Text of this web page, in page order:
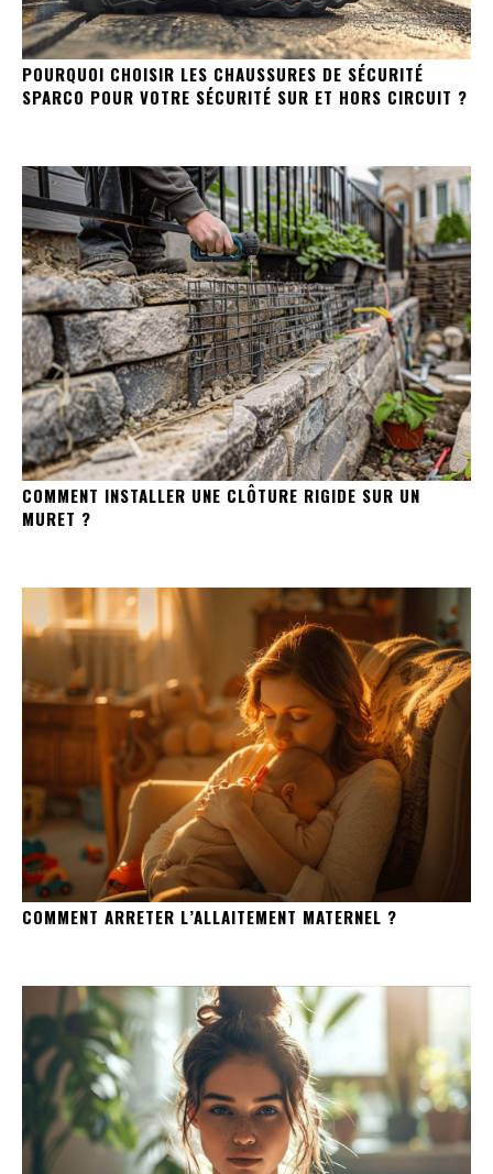
POURQUOI CHOISIR LES CHAUSSURES DE SÉCURITÉ
SPARCO POUR VOTRE SÉCURITÉ SUR ET HORS CIRCUIT ?
COMMENT INSTALLER UNE CLÔTURE RIGIDE SUR UN
MURET ?
COMMENT ARRETER L’ALLAITEMENT MATERNEL ?